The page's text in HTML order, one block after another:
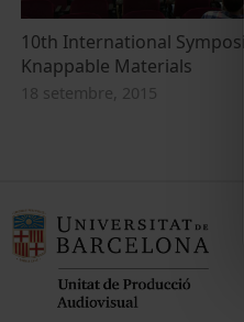
10th International
Knappable Materials
18 setembre, 2015